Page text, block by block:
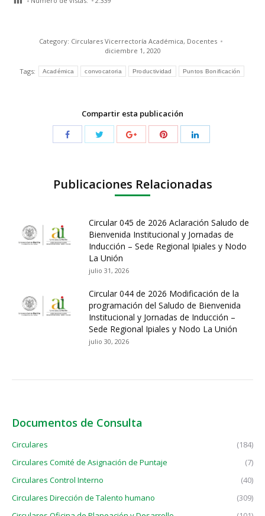
Category: Circulares Vicerrectoría Académica, Docentes
diciembre 1, 2020
Tags: Académica convocatoria Productividad Puntos Bonificación
Compartir esta publicación
Publicaciones Relacionadas
Circular 045 de 2026 Aclaración Saludo de
Bienvenida Institucional y Jornadas de
Inducción – Sede Regional Ipiales y Nodo
La Unión
julio 31, 2026
Circular 044 de 2026 Modificación de la
programación del Saludo de Bienvenida
Institucional y Jornadas de Inducción –
Sede Regional Ipiales y Nodo La Unión
julio 30, 2026
Documentos de Consulta
Circulares
(184)
Circulares Comité de Asignación de Puntaje
(7)
Circulares Control Interno
(40)
Circulares Dirección de Talento humano
(309)